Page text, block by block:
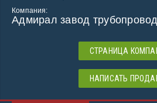
Компания:
Адмирал завод
СТРАНИЦА
НАПИСАТЬ